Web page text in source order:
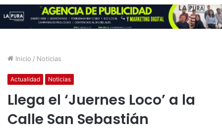
Inicio / Noticias
Actualidad Noticias
Llega el ‘Juernes Loco’ a la
Calle San Sebastián